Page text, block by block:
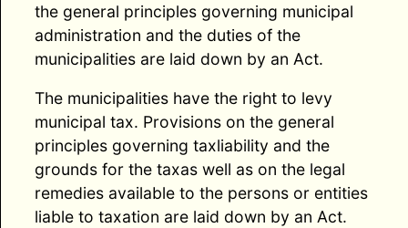
the general principles governing municipal
administration and the duties of the
municipalities are laid down by an Act.
The municipalities have the right to levy
municipal tax. Provisions on the general
principles governing taxliability and the
grounds for the taxas well as on the legal
remedies available to the persons or entities
liable to taxation are laid down by an Act.